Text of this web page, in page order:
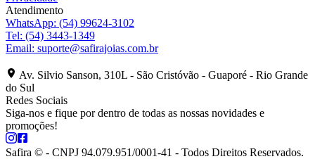
Atendimento
WhatsApp: (54) 99624-3102
Tel: (54) 3443-1349
Email: suporte@safirajoias.com.br
Av. Silvio Sanson, 310L - São Cristóvão - Guaporé - Rio Grande
do Sul
Redes Sociais
Siga-nos e fique por dentro de todas as nossas novidades e
promoções!
Safira © - CNPJ 94.079.951/0001-41 - Todos Direitos Reservados.